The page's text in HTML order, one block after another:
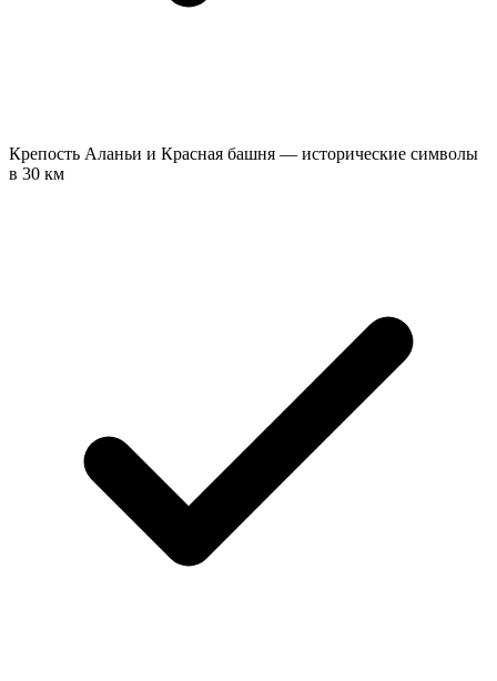
Крепость Аланьи и Красная башня — исторические символы
в 30 км